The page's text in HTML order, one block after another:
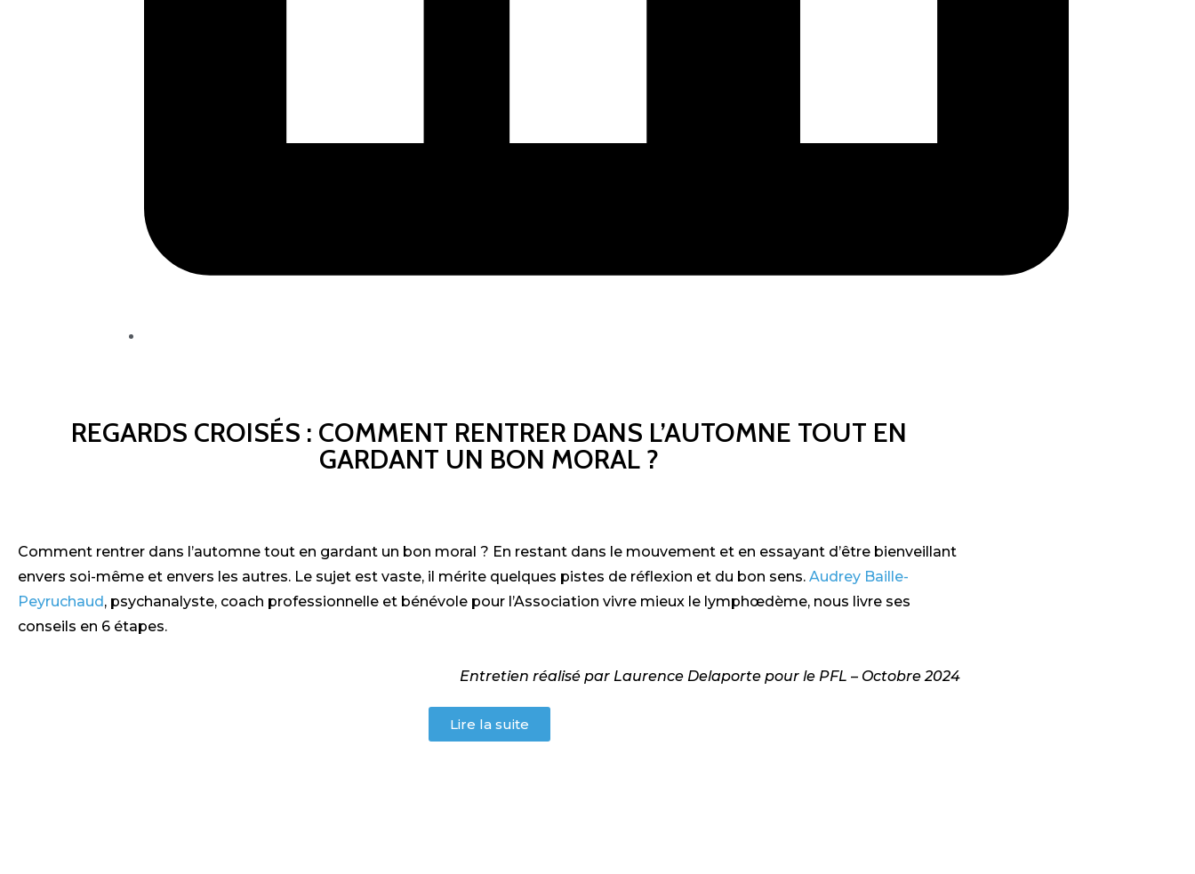
REGARDS CROISÉS : COMMENT RENTRER DANS L’AUTOMNE TOUT EN
GARDANT UN BON MORAL ?
Comment rentrer dans l’automne tout en gardant un bon moral ? En restant dans le mouvement et en essayant d’être bienveillant
envers soi-même et envers les autres. Le sujet est vaste, il mérite quelques pistes de réflexion et du bon sens. Audrey Baille-
Peyruchaud, psychanalyste, coach professionnelle et bénévole pour l’Association vivre mieux le lymphœdème, nous livre ses
conseils en 6 étapes.
Entretien réalisé par Laurence Delaporte pour le PFL – Octobre 2024
Lire la suite